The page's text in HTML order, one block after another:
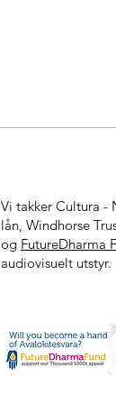
Vi takker Cultura -
lån, Windhorse
og FutureDharma
audiovisuelt utstyr.